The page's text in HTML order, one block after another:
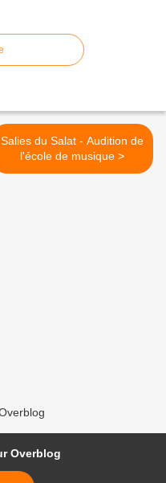
Salies du Salat - Audition de
l'école de musique >
Overblog